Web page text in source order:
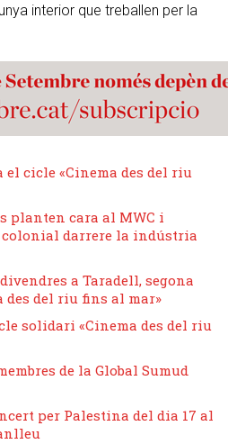
interior que treballen per la
el cicle «Cinema des del riu
planten cara al MWC i
darrere la indústria
a Taradell, segona
des del riu fins al mar»
solidari «Cinema des del riu
de la Global Sumud
per Palestina del dia 17 al